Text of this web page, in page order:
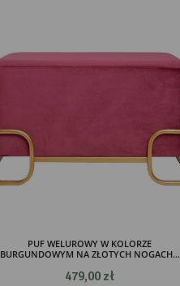
PUF WELUROWY W KOLORZE
BURGUNDOWYM NA ZŁOTYCH NOGACH...
479,00 zł